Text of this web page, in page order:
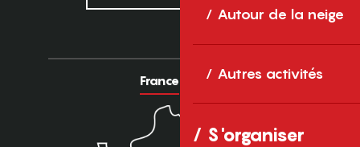
Autour de la neige
Autres activités
S'organiser
France Europe